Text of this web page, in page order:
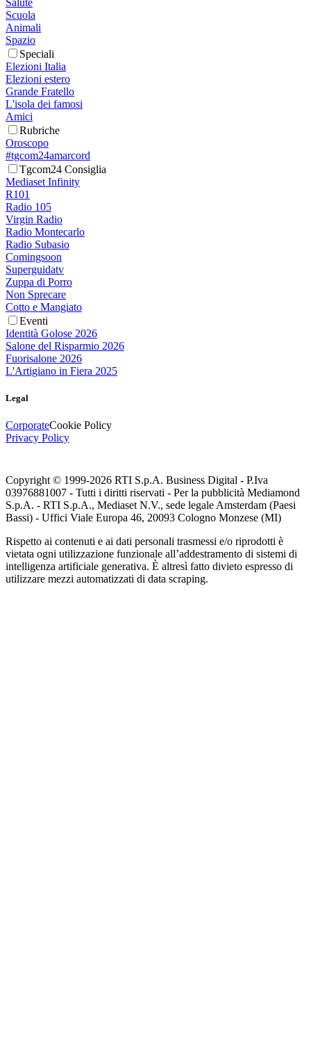
Scuola
Animali
Spazio
Speciali
Elezioni Italia
Elezioni estero
Grande Fratello
L'isola dei famosi
Amici
Rubriche
Oroscopo
#tgcom24amarcord
Tgcom24 Consiglia
Mediaset Infinity
R101
Radio 105
Virgin Radio
Radio Montecarlo
Radio Subasio
Comingsoon
Superguidatv
Zuppa di Porro
Non Sprecare
Cotto e Mangiato
Eventi
Identità Golose 2026
Salone del Risparmio 2026
Fuorisalone 2026
L'Artigiano in Fiera 2025
Legal
CorporateCookie Policy
Privacy Policy
Copyright © 1999-2026 RTI S.p.A. Business Digital - P.Iva
03976881007 - Tutti i diritti riservati - Per la pubblicità Mediamond
S.p.A. - RTI S.p.A., Mediaset N.V., sede legale Amsterdam (Paesi
Bassi) - Uffici Viale Europa 46, 20093 Cologno Monzese (MI)
Rispetto ai contenuti e ai dati personali trasmessi e/o riprodotti è
vietata ogni utilizzazione funzionale all’addestramento di sistemi di
intelligenza artificiale generativa. È altresì fatto divieto espresso di
utilizzare mezzi automatizzati di data scraping.